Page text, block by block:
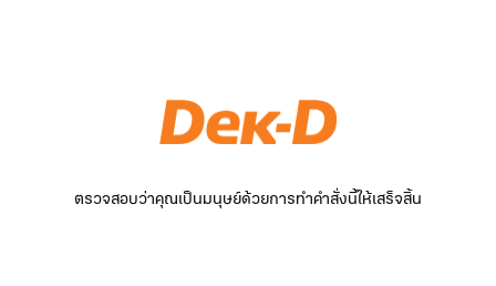
ตรวจสอบว่าคุณเป็นมนุษย์ด้วยการทำคำสั่งนี้ให้เสร็จสิ้น